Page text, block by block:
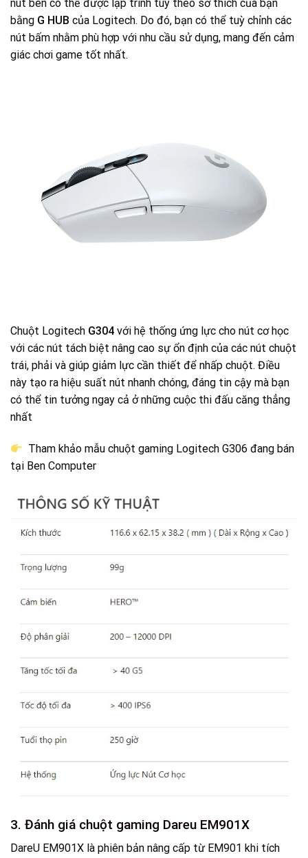
nút bên có thể được lập trình tùy theo sở thích của bạn
bằng G HUB của Logitech. Do đó, bạn có thể tuỳ chỉnh các
nút bấm nhằm phù hợp với nhu cầu sử dụng, mang đến cảm
giác chơi game tốt nhất.
Chuột Logitech G304 với hệ thống ứng lực cho nút cơ học
với các nút tách biệt nâng cao sự ổn định của các nút chuột
trái, phải và giúp giảm lực cần thiết để nhấp chuột. Điều
này tạo ra hiệu suất nút nhanh chóng, đáng tin cậy mà bạn
có thể tin tưởng ngay cả ở những cuộc thi đấu căng thẳng
nhất
Tham khảo mẫu chuột gaming Logitech G306 đang bán
tại Ben Computer
3. Đánh giá chuột gaming Dareu EM901X
DareU EM901X là phiên bản nâng cấp từ EM901 khi tích